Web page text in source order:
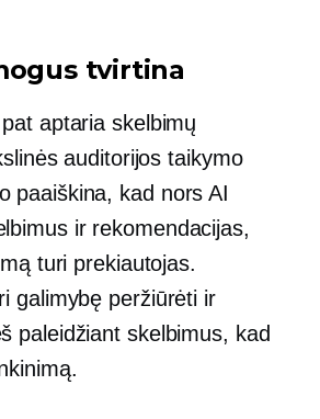
tvirtina
aptaria skelbimų
auditorijos taikymo
paaiškina, kad nors AI
ir rekomendacijas,
turi prekiautojas.
galimybę peržiūrėti ir
paleidžiant skelbimus, kad